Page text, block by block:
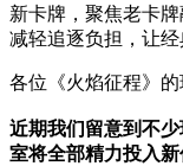
新卡牌，聚焦老卡
减轻追逐负担，让经
各位《火焰征程》的
近期我们留意到不
室将全部精力投入